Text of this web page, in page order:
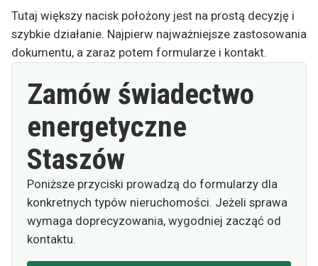
Tutaj większy nacisk położony jest na prostą decyzję i
szybkie działanie. Najpierw najważniejsze zastosowania
dokumentu, a zaraz potem formularze i kontakt.
Zamów świadectwo
energetyczne
Staszów
Poniższe przyciski prowadzą do formularzy dla
konkretnych typów nieruchomości. Jeżeli sprawa
wymaga doprecyzowania, wygodniej zacząć od
kontaktu.